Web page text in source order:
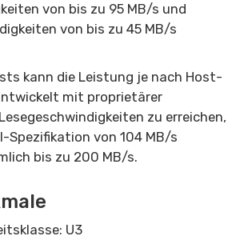
von bis zu 95 MB/s und
von bis zu 45 MB/s
kann die Leistung je nach Host-
mit proprietärer
zu erreichen,
Spezifikation von 104 MB/s
bis zu 200 MB/s.
U3